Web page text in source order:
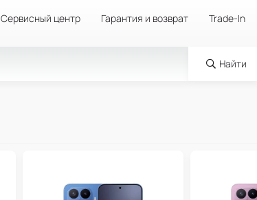
Сервисный центр Гарантия и возврат Trade-In
Найти